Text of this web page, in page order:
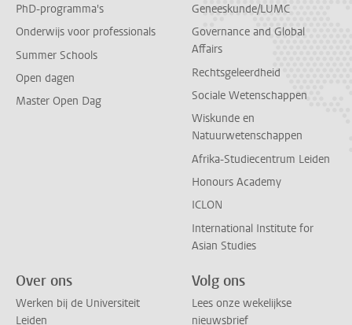
PhD-programma's
Onderwijs voor professionals
Summer Schools
Open dagen
Master Open Dag
Geneeskunde/LUMC
Governance and Global
Affairs
Rechtsgeleerdheid
Sociale Wetenschappen
Wiskunde en
Natuurwetenschappen
Afrika-Studiecentrum Leiden
Honours Academy
ICLON
International Institute for
Asian Studies
Over ons
Werken bij de Universiteit
Leiden
Volg ons
Lees onze wekelijkse
nieuwsbrief